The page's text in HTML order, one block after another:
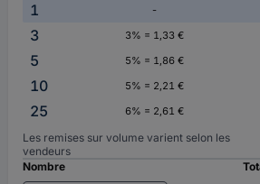
1 -
3
3% = 1,33 €
5
5% = 1,86 €
10
5% = 2,21 €
25
6% = 2,61 €
Les remises sur volume varient selon les
vendeurs
Nombre